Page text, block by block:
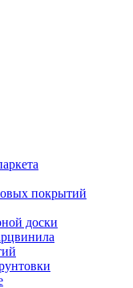
покрытий
доски